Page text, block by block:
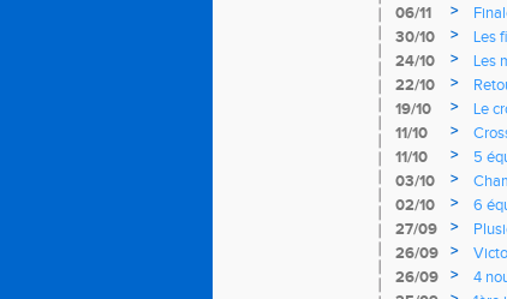
06/11
>
30/10
>
Les
24/10 >
Les
22/10
>
19/10
>
Le
11/10
>
11/10 >
5
03/10
>
02/10 >
6
27/09
>
26/09 >
26/09 >
4